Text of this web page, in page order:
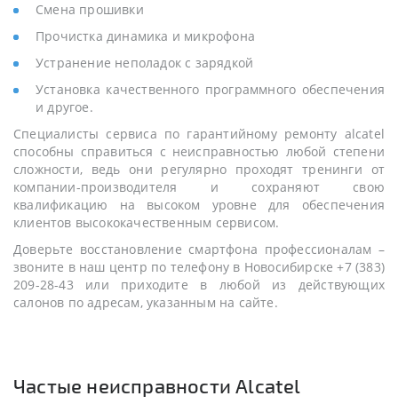
Смена прошивки
Прочистка динамика и микрофона
Устранение неполадок с зарядкой
Установка качественного программного обеспечения
и другое.
Специалисты сервиса по гарантийному ремонту alcatel
способны справиться с неисправностью любой степени
сложности, ведь они регулярно проходят тренинги от
компании-производителя и сохраняют свою
квалификацию на высоком уровне для обеспечения
клиентов высококачественным сервисом.
Доверьте восстановление смартфона профессионалам –
звоните в наш центр по телефону в Новосибирске +7 (383)
209-28-43 или приходите в любой из действующих
салонов по адресам, указанным на сайте.
Частые неисправности Alcatel